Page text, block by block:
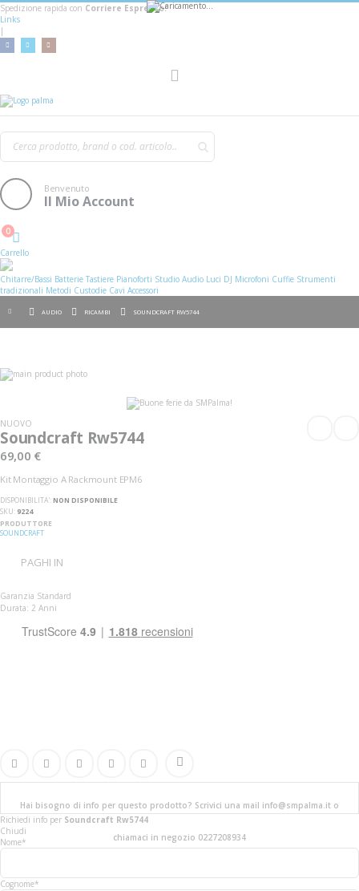
Spedizione rapida con Corriere Espresso!
Links
|
Benvenuto
Il Mio Account
Cart
0
Carrello
Chitarre/Bassi Batterie Tastiere Pianoforti Studio Audio Luci DJ Microfoni Cuffie Strumenti
tradizionali Metodi Custodie Cavi Accessori
AUDIO RICAMBI SOUNDCRAFT RW5744
Vai
alla
galleria
di
immagini
galleria
di
immagini
NUOVO
Soundcraft Rw5744
69,00 €
Kit Montaggio A Rackmount EPM6
DISPONIBILITA':NON DISPONIBILE
SKU 9224
PRODUTTORE
SOUNDCRAFT
PAGHI IN
Garanzia Standard
Durata: 2 Anni
Hai bisogno di info per questo prodotto? Scrivici una mail info@smpalma.it o
chiamaci in negozio 0227208934
Richiedi info per Soundcraft Rw5744
Chiudi
Nome*
Cognome*